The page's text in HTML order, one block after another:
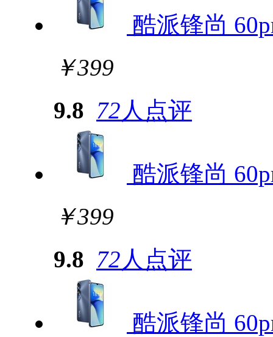
酷派锋尚
￥399
9.8 72人点评
酷派锋尚
￥399
9.8 72人点评
酷派锋尚